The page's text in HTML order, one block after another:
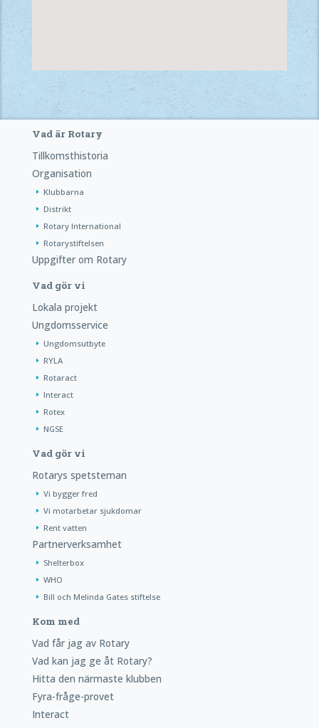
Vad är Rotary
Tillkomsthistoria
Organisation
Klubbarna
Distrikt
Rotary International
Rotarystiftelsen
Uppgifter om Rotary
Vad gör vi
Lokala projekt
Ungdomsservice
Ungdomsutbyte
RYLA
Rotaract
Interact
Rotex
NGSE
Vad gör vi
Rotarys spetsteman
Vi bygger fred
Vi motarbetar sjukdomar
Rent vatten
Partnerverksamhet
Shelterbox
WHO
Bill och Melinda Gates stiftelse
Kom med
Vad får jag av Rotary
Vad kan jag ge åt Rotary?
Hitta den närmaste klubben
Fyra-fråge-provet
Interact